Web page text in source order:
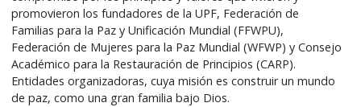
promovieron los fundadores de la UPF, Federación de
Familias para la Paz y Unificación Mundial (FFWPU),
Federación de Mujeres para la Paz Mundial (WFWP) y Consejo
Académico para la Restauración de Principios (CARP).
Entidades organizadoras, cuya misión es construir un mundo
de paz, como una gran familia bajo Dios.